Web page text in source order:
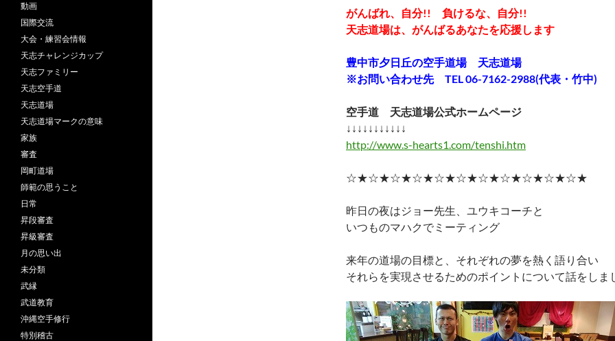
がんばれ、自分!! 負けるな、自分!!
天志道場は、がんばるあなたを応援します
豊中市夕日丘の空手道場 天志道場
※お問い合わせ先 TEL 06-7162-2988(代表・竹中)
空手道 天志道場公式ホームページ
↓↓↓↓↓↓↓↓↓↓↓
http://www.s-hearts1.com/tenshi.htm
☆★☆★☆★☆★☆★☆★☆★☆★☆★☆★☆★
昨日の夜はジョー先生、ユウキコーチと
いつものマハクでミーティング
来年の道場の目標と、それぞれの夢を熱く語り合い
それらを実現させるためのポイントについて話をしま
動画
国際交流
大会・練習会情報
天志チャレンジカップ
天志ファミリー
天志空手道
天志道場
天志道場マークの意味
家族
審査
岡町道場
師範の思うこと
日常
昇段審査
昇級審査
月の思い出
未分類
武縁
武道教育
沖縄空手修行
特別稽古